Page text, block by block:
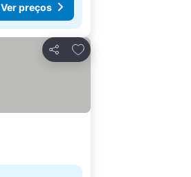
Ver preços
Partilhar
Adicionar aos favoritos